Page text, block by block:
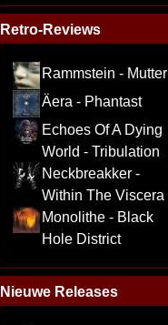
Retro-Reviews
Rammstein - Mutter
Äera - Phantast
Echoes Of A Dying
World - Tribulation
Neckbreakker -
Within The Viscera
Monolithe - Black
Hole District
Nieuwe Releases